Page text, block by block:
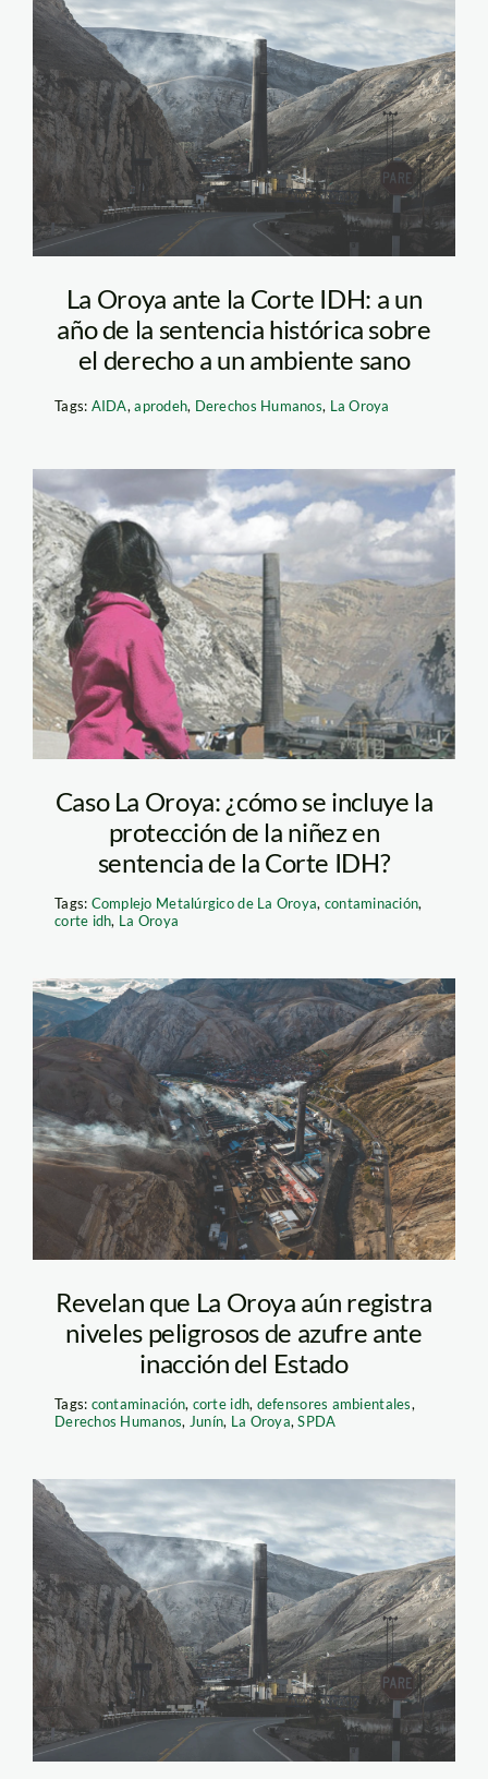
La Oroya, junín,
contaminación
La Oroya ante la Corte IDH: a un
año de la sentencia histórica sobre
el derecho a un ambiente sano
Tags: AIDA,aprodeh, Derechos Humanos, La Oroya
La Oroya,
contaminación, niños
Caso La Oroya: ¿cómo se incluye la
protección de la niñez en
sentencia de la Corte IDH?
Tags: Complejo Metalúrgico de La Oroya, contaminación,
corte idh, La Oroya
la-oroya—
contaminacion—
diego-perez—spda
Revelan que La Oroya aún registra
niveles peligrosos de azufre ante
inacción del Estado
Tags: contaminación, corte idh, defensores ambientales,
Derechos Humanos, Junín, La Oroya,SPDA
la-oroya—
contaminacion—
diego-perez—spda